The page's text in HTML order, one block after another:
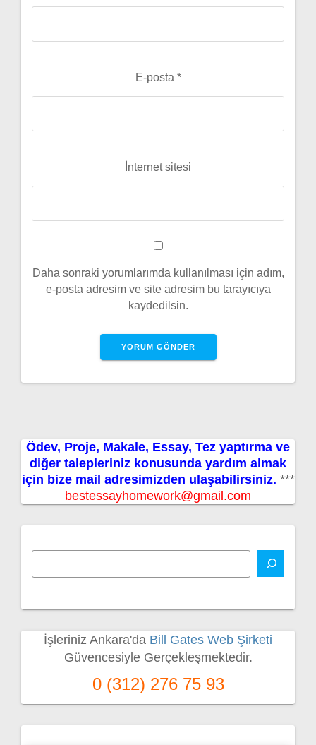
E-posta *
İnternet sitesi
Daha sonraki yorumlarımda kullanılması için adım,
e-posta adresim ve site adresim bu tarayıcıya
kaydedilsin.
Ödev, Proje, Makale, Essay, Tez yaptırma ve
diğer talepleriniz konusunda yardım almak
için bize mail adresimizden ulaşabilirsiniz. ***
bestessayhomework@gmail.com
İşleriniz Ankara'da Bill Gates Web Şirketi
Güvencesiyle Gerçekleşmektedir.
0 (312) 276 75 93